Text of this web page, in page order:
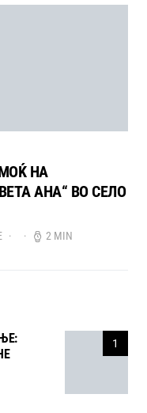
НА
АНА“ ВО СЕЛО
2 MIN
1